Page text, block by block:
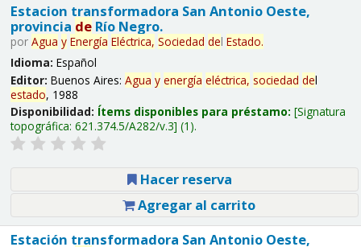
Estacion transformadora San Antonio Oeste,
provincia deRío Negro.
por Agua y Energía Eléctrica, Sociedad del Estado.
Idioma: Español
Editor: Buenos Aires: Agua y energía eléctrica, sociedad del
estado, 1988
Disponibilidad: Ítems disponibles para préstamo: Signatura
topográfica: 621.374.5/A282/v.3 (1).
Hacer reserva
Agregar al carrito
Estación transformadora San Antonio Oeste,